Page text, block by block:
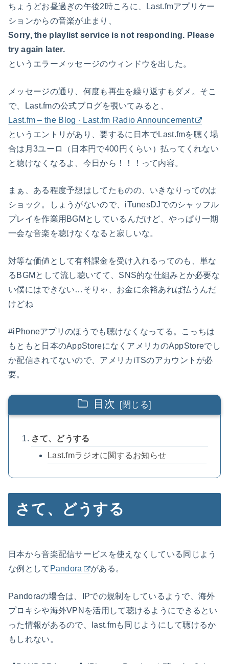
ちょうどお昼過ぎの午後2時ころに、Last.fmアプリケー
ションからの音楽が止まり、
Sorry, the playlist service is not responding. Please
try again later.
というエラーメッセージのウィンドウを出した。
メッセージの通り、何度も再生を繰り返すもダメ。そこ
で、Last.fmの公式ブログを覗いてみると、
Last.fm – the Blog · Last.fm Radio Announcement
というエントリがあり、要するに日本でLast.fmを聴く場
合は月3ユーロ（日本円で400円くらい）払ってくれない
と聴けなくなるよ、今日から！！！って内容。
まぁ、ある程度予想はしてたものの、いきなりってのは
ショック。しょうがないので、iTunesDJでのシャッフル
プレイを作業用BGMとしているんだけど、やっぱり一期
一会な音楽を聴けなくなると寂しいな。
対等な価値として有料課金を受け入れるってのも、単な
るBGMとして流し聴いてて、SNS的な仕組みとか必要な
い僕にはできない…そりゃ、お金に余裕あれば払うんだ
けどね
#iPhoneアプリのほうでも聴けなくなってる。こっちは
もともと日本のAppStoreになくアメリカのAppStoreでし
か配信されてないので、アメリカiTSのアカウントが必
要。
目次
さて、どうする
Last.fmラジオに関するお知らせ
さて、どうする
日本から音楽配信サービスを使えなくしている同じよう
な例として Pandora がある。
Pandoraの場合は、IPでの規制をしているようで、海外
プロキシや海外VPNを活用して聴けるようにできるとい
った情報があるので、last.fmも同じようにして聴けるか
もしれない。